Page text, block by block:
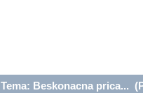
Tema: Beskonacna prica...